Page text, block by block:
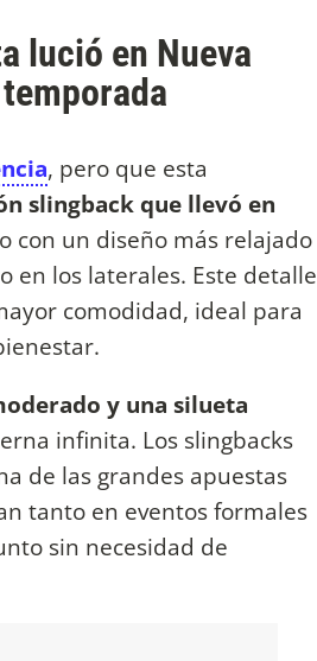
lució en Nueva
, pero que esta
slingback que llevó en
con un diseño más relajado
en los laterales. Este detalle
comodidad, ideal para
y una silueta
infinita. Los slingbacks
de las grandes apuestas
tanto en eventos formales
sin necesidad de